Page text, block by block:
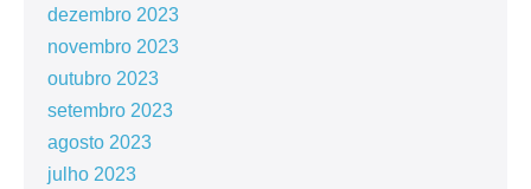
dezembro 2023
novembro 2023
outubro 2023
setembro 2023
agosto 2023
julho 2023